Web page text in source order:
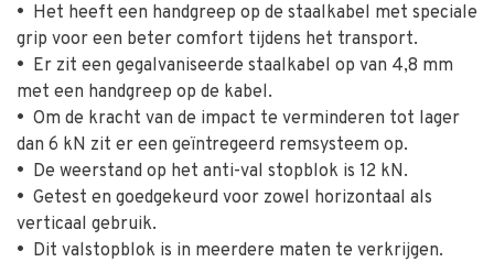
• Het heeft een handgreep op de staalkabel met speciale
grip voor een beter comfort tijdens het transport.
• Er zit een gegalvaniseerde staalkabel op van 4,8 mm
met een handgreep op de kabel.
• Om de kracht van de impact te verminderen tot lager
dan 6 kN zit er een geïntregeerd remsysteem op.
• De weerstand op het anti-val stopblok is 12 kN.
• Getest en goedgekeurd voor zowel horizontaal als
verticaal gebruik.
• Dit valstopblok is in meerdere maten te verkrijgen.